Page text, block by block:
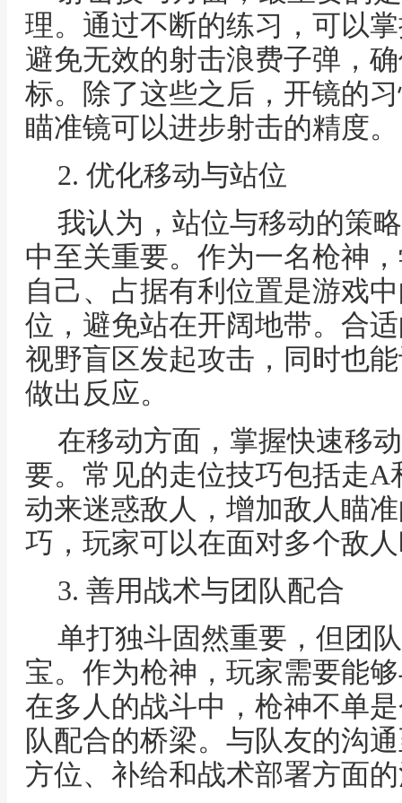
理。通过不断的练习，可以
避免无效的射击浪费子弹，
标。除了这些之后，开镜的
瞄准镜可以进步射击的精度。
2. 优化移动与站位
我认为，站位与移动的策
中至关重要。作为一名枪神
自己、占据有利位置是游戏
位，避免站在开阔地带。合
视野盲区发起攻击，同时也
做出反应。
在移动方面，掌握快速移
要。常见的走位技巧包括走A
动来迷惑敌人，增加敌人瞄
巧，玩家可以在面对多个敌
3. 善用战术与团队配合
单打独斗固然重要，但团
宝。作为枪神，玩家需要能
在多人的战斗中，枪神不单
队配合的桥梁。与队友的沟
方位、补给和战术部署方面